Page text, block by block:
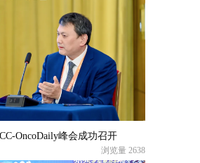
OncoDaily峰会成功召开
浏览量 2638